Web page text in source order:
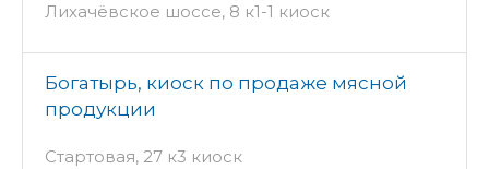
Лихачёвское шоссе, 8 к1-1 киоск
Богатырь, киоск по продаже мясной
продукции
Стартовая, 27 к3 киоск